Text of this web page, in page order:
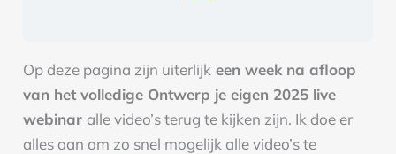
Op deze pagina zijn uiterlijk een week na afloop
van het volledige Ontwerp je eigen 2025 live
webinar alle video’s terug te kijken zijn. Ik doe er
alles aan om zo snel mogelijk alle video’s te